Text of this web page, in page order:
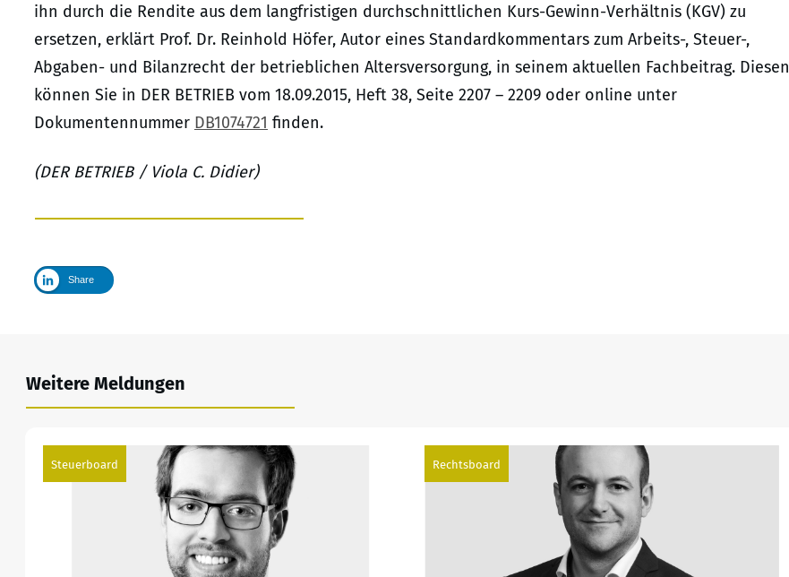
ihn durch die Rendite aus dem langfristigen durchschnittlichen Kurs-Gewinn-Verhältnis (KGV) zu
ersetzen, erklärt Prof. Dr. Reinhold Höfer, Autor eines Standardkommentars zum Arbeits-, Steuer-,
Abgaben- und Bilanzrecht der betrieblichen Altersversorgung, in seinem aktuellen Fachbeitrag. Diesen
können Sie in DER BETRIEB vom 18.09.2015, Heft 38, Seite 2207 – 2209 oder online unter
Dokumentennummer DB1074721 finden.
(DER BETRIEB / Viola C. Didier)
Share
Weitere Meldungen
Steuerboard Rechtsboard